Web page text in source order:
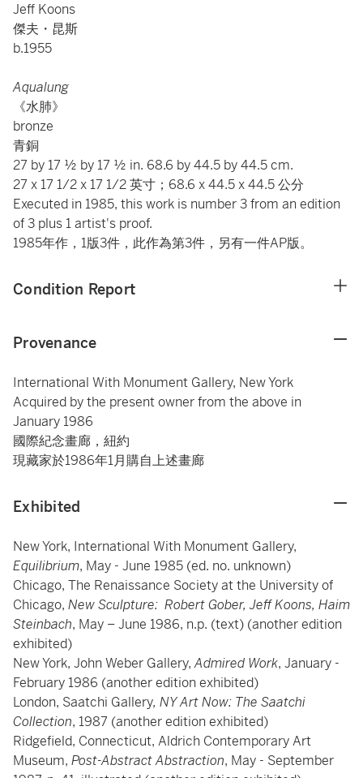
Jeff Koons
傑夫・昆斯
b.1955
Aqualung
《水肺》
bronze
青銅
27 by 17 ½ by 17 ½ in. 68.6 by 44.5 by 44.5 cm.
27 x 17 1/2 x 17 1/2 英寸；68.6 x 44.5 x 44.5 公分
Executed in 1985, this work is number 3 from an edition
of 3 plus 1 artist's proof.
1985年作，1版3件，此作為第3件，另有一件AP版。
Condition Report
Provenance
International With Monument Gallery, New York
Acquired by the present owner from the above in
January 1986
國際紀念畫廊，紐約
現藏家於1986年1月購自上述畫廊
Exhibited
New York, International With Monument Gallery,
Equilibrium, May - June 1985 (ed. no. unknown)
Chicago, The Renaissance Society at the University of
Chicago, New Sculpture: Robert Gober, Jeff Koons, Haim
Steinbach, May – June 1986, n.p. (text) (another edition
exhibited)
New York, John Weber Gallery,Admired Work, January -
February 1986 (another edition exhibited)
London, Saatchi Gallery, NY Art Now: The Saatchi
Collection, 1987 (another edition exhibited)
Ridgefield, Connecticut, Aldrich Contemporary Art
Museum, Post-Abstract Abstraction, May - September